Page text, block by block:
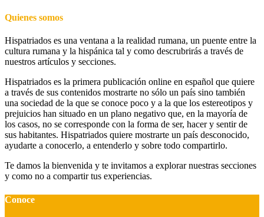
Quienes somos
Hispatriados es una ventana a la realidad rumana, un puente entre la
cultura rumana y la hispánica tal y como descrubrirás a través de
nuestros artículos y secciones.
Hispatriados es la primera publicación online en español que quiere
a través de sus contenidos mostrarte no sólo un país sino también
una sociedad de la que se conoce poco y a la que los estereotipos y
prejuicios han situado en un plano negativo que, en la mayoría de
los casos, no se corresponde con la forma de ser, hacer y sentir de
sus habitantes. Hispatriados quiere mostrarte un país desconocido,
ayudarte a conocerlo, a entenderlo y sobre todo compartirlo.
Te damos la bienvenida y te invitamos a explorar nuestras secciones
y como no a compartir tus experiencias.
Conoce